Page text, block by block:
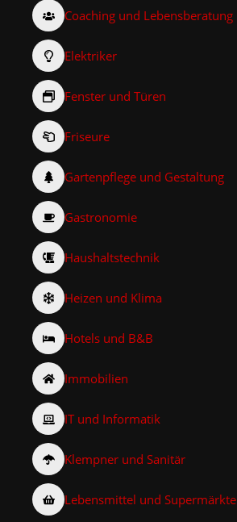
Coaching und Lebensberatung
Elektriker
Fenster und Türen
Friseure
Gartenpflege und Gestaltung
Gastronomie
Haushaltstechnik
Heizen und Klima
Hotels und B&B
Immobilien
IT und Informatik
Klempner und Sanitär
Lebensmittel und Supermärkte